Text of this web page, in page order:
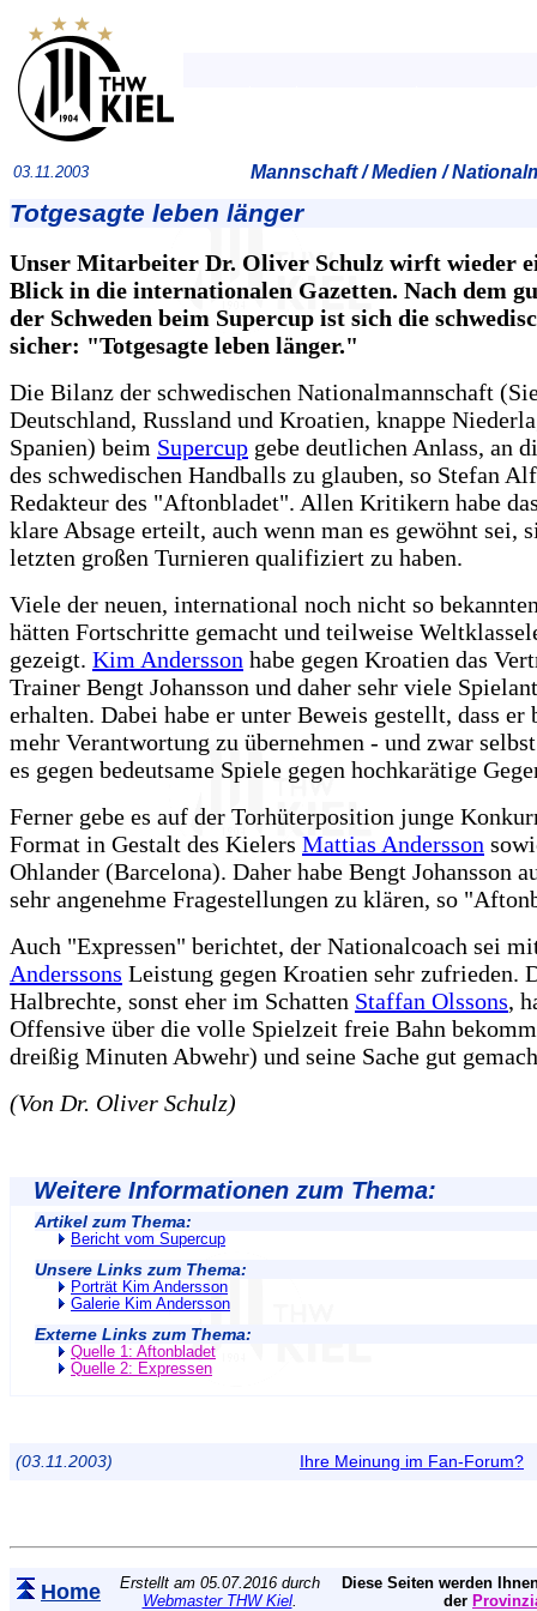
03.11.2003 Mannschaft / Medien /
Totgesagte leben länger
Unser Mitarbeiter Dr. Oliver Schulz wirft wieder
Blick in die internationalen Gazetten. Nach dem
der Schweden beim Supercup ist sich die
sicher: "Totgesagte leben länger."
Die Bilanz der schwedischen Nationalmannschaft
Deutschland, Russland und Kroatien, knappe
Spanien) beim Supercup gebe deutlichen Anlass, an
des schwedischen Handballs zu glauben, so Stefan
Redakteur des "Aftonbladet". Allen Kritikern habe
klare Absage erteilt, auch wenn man es gewöhnt sei,
letzten großen Turnieren qualifiziert zu haben.
Viele der neuen, international noch nicht so
hätten Fortschritte gemacht und teilweise
gezeigt. Kim Andersson habe gegen Kroatien das
Trainer Bengt Johansson und daher sehr viele
erhalten. Dabei habe er unter Beweis gestellt, dass er
mehr Verantwortung zu übernehmen - und zwar
es gegen bedeutsame Spiele gegen hochkarätige
Ferner gebe es auf der Torhüterposition junge
Format in Gestalt des Kielers Mattias Andersson
Ohlander (Barcelona). Daher habe Bengt Johansson
sehr angenehme Fragestellungen zu klären, so
Auch "Expressen" berichtet, der Nationalcoach sei
Anderssons Leistung gegen Kroatien sehr zufrieden.
Halbrechte, sonst eher im Schatten Staffan Olssons,
Offensive über die volle Spielzeit freie Bahn
dreißig Minuten Abwehr) und seine Sache gut
(Von Dr. Oliver Schulz)
Weitere Informationen zum Thema:
Artikel zum Thema:
Bericht vom Supercup
Unsere Links zum Thema:
Porträt Kim Andersson
Galerie Kim Andersson
Externe Links zum Thema:
Quelle 1: Aftonbladet
Quelle 2: Expressen
(03.11.2003) Ihre Meinung im Fan-Forum?
Home
Erstellt am 05.07.2016 durch
Webmaster THW Kiel.
Diese Seiten werden
der